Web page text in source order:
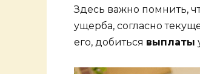
Здесь важно помнить,
ущерба, согласно
его, добиться выплаты